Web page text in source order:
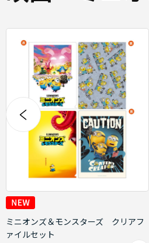
ミニオンズ＆モンスターズ クリアフ
ァイルセット